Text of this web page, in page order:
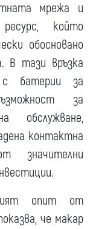
мрежа и
който
обосновано
В тази връзка
с батерии за
за
обслужване,
контактна
значителни
опит от
че макар